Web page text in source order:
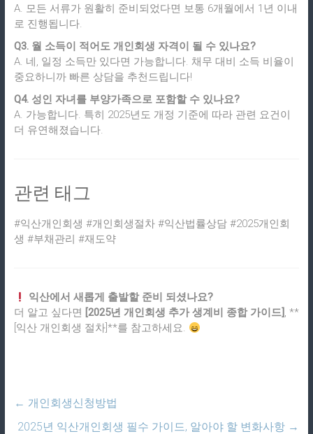
A. 모든 서류가 원활히 준비되었다면 보통 6개월에서 1년 이내
로 진행됩니다.
Q3. 월 소득이 적어도 개인회생 자격이 될 수 있나요?
A. 네, 일정 소득만 있다면 가능합니다. 채무 대비 소득 비율이
중요하니까 빠른 상담을 추천드립니다!
Q4. 성인 자녀를 부양가족으로 포함할 수 있나요?
A. 가능합니다. 특히 2025년도 개정 기준에 따라 관련 요건이
더 유연해졌습니다.
관련 태그
#익산개인회생 #개인회생절차 #익산법률상담 #2025개인회
생 #부채관리 #재도약
익산에서 새롭게 출발할 준비 되셨나요?
더 알고 싶다면 [2025년 개인회생 추가 생계비 종합 가이드], **
[익산 개인회생 절차]**를 참고하세요.
← 개인회생신청방법
2025년 익산개인회생 필수 가이드, 알아야 할 변화사항 →